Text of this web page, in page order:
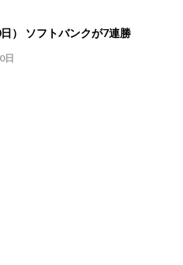
） ソフトバンクが7連勝
日